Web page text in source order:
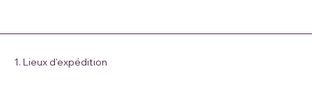
1. Lieux d'expédition